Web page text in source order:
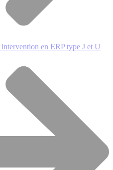
en ERP type J et U